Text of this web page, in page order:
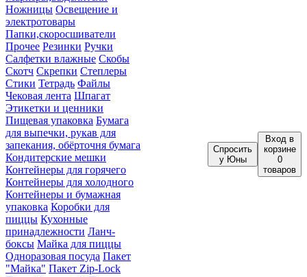
Ножницы Освещение и
электротовары
Папки,скоросшиватели
Прочее Резинки Ручки
Салфетки влажные Скобы
Скотч Скрепки Степлеры
Стики Тетрадь Файлы
Чековая лента Шпагат
Этикетки и ценники
Пищевая упаковка Бумага
для выпечки, рукав для
запекания, обёрточня бумага
Кондитерские мешки
Контейнеры для горячего
Контейнеры для холодного
Контейнеры и бумажная
упаковка Коробки для
пиццы Кухонные
принадлежности Ланч-
боксы Майка для пиццы
Одноразовая посуда Пакет
"Майка" Пакет Zip-Lock
Спросить
у Юны
Вход в
корзине
0
товаров